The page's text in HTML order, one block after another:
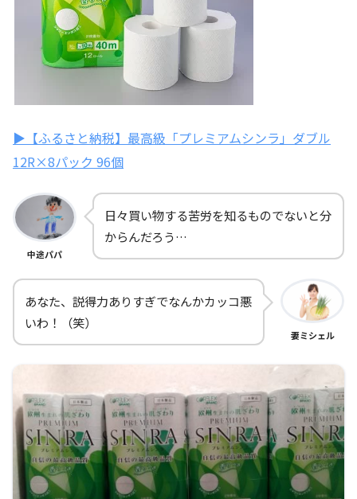
▶【ふるさと納税】最高級「プレミアムシンラ」ダブル
12R×8パック 96個
中途パパ
日々買い物する苦労を知るものでないと分
からんだろう…
あなた、説得力ありすぎでなんかカッコ悪
いわ！（笑）
妻ミシェル